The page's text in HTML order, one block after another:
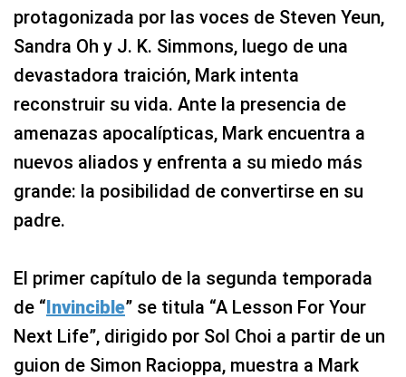
protagonizada por las voces de Steven Yeun,
Sandra Oh y J. K. Simmons, luego de una
devastadora traición, Mark intenta
reconstruir su vida. Ante la presencia de
amenazas apocalípticas, Mark encuentra a
nuevos aliados y enfrenta a su miedo más
grande: la posibilidad de convertirse en su
padre.
El primer capítulo de la segunda temporada
de “Invincible” se titula “A Lesson For Your
Next Life”, dirigido por Sol Choi a partir de un
guion de Simon Racioppa, muestra a Mark